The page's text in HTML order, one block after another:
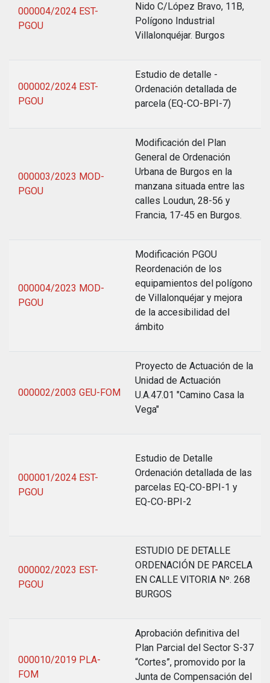
000004/2024 EST-
PGOU
Nido C/López Bravo, 11B,
Polígono Industrial
Villalonquéjar. Burgos
000002/2024 EST-
PGOU
Estudio de detalle -
Ordenación detallada de
parcela (EQ-CO-BPI-7)
000003/2023 MOD-
PGOU
Modificación del Plan
General de Ordenación
Urbana de Burgos en la
manzana situada entre las
calles Loudun, 28-56 y
Francia, 17-45 en Burgos.
000004/2023 MOD-
PGOU
Modificación PGOU
Reordenación de los
equipamientos del polígono
de Villalonquéjar y mejora
de la accesibilidad del
ámbito
000002/2003 GEU-FOM
Proyecto de Actuación de la
Unidad de Actuación
U.A.47.01 "Camino Casa la
Vega"
000001/2024 EST-
PGOU
Estudio de Detalle
Ordenación detallada de las
parcelas EQ-CO-BPI-1 y
EQ-CO-BPI-2
000002/2023 EST-
PGOU
ESTUDIO DE DETALLE
ORDENACIÓN DE PARCELA
EN CALLE VITORIA Nº. 268
BURGOS
000010/2019 PLA-
FOM
Aprobación definitiva del
Plan Parcial del Sector S-37
“Cortes”, promovido por la
Junta de Compensación del